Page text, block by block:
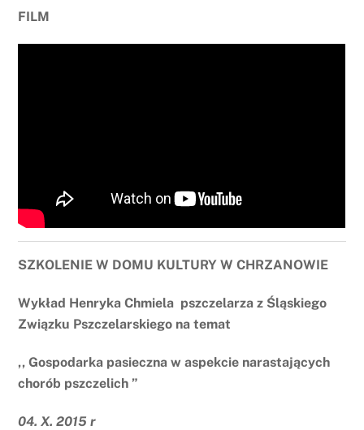
FILM
SZKOLENIE W DOMU KULTURY W CHRZANOWIE
Wykład Henryka Chmiela pszczelarza z Śląskiego
Związku Pszczelarskiego na temat
,, Gospodarka pasieczna w aspekcie narastających
chorób pszczelich ”
04. X. 2015 r